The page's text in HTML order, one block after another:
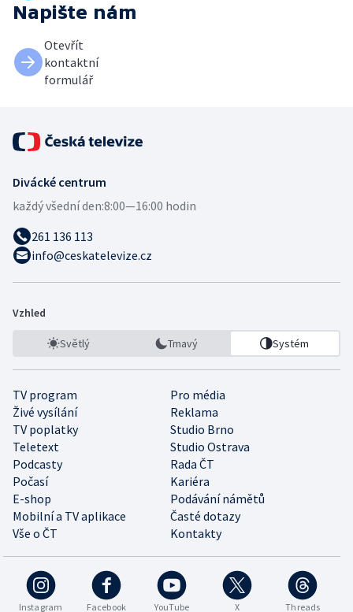
Napište nám
Otevřít
kontaktní
formulář
Divácké centrum
každý všední den:8:00—16:00 hodin
261 136 113
info@ceskatelevize.cz
Vzhled
Světlý Tmavý Systém
TV program
Pro média
Živé vysílání
Reklama
TV poplatky
Studio Brno
Teletext
Studio Ostrava
Podcasty
Rada ČT
Počasí
Kariéra
E-shop
Podávání námětů
Mobilní a TV aplikace
Časté dotazy
Vše o ČT
Kontakty
Instagram Facebook YouTube X Threads